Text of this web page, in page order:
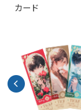
カード